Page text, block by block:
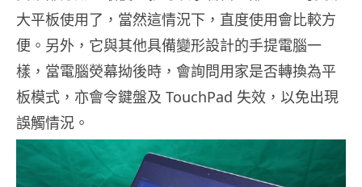
大平板使用了，當然這情況下，直度使用會比較方
便。另外，它與其他具備變形設計的手提電腦一
樣，當電腦熒幕拗後時，會詢問用家是否轉換為平
板模式，亦會令鍵盤及 TouchPad 失效，以免出現
誤觸情況。